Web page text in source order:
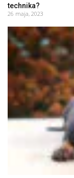
technika?
26 maja, 2023